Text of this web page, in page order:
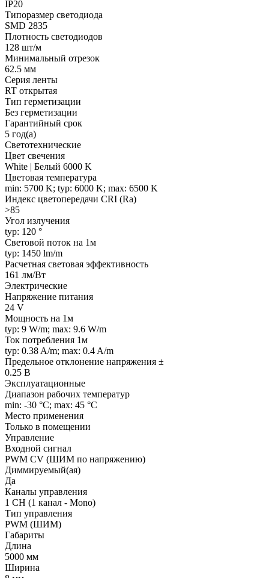
IP20
Типоразмер светодиода
SMD 2835
Плотность светодиодов
128 шт/м
Минимальный отрезок
62.5 мм
Серия ленты
RT открытая
Тип герметизации
Без герметизации
Гарантийный срок
5 год(а)
Светотехнические
Цвет свечения
White | Белый 6000 K
Цветовая температура
min: 5700 K; typ: 6000 K; max: 6500 K
Индекс цветопередачи CRI (Ra)
>85
Угол излучения
typ: 120 °
Световой поток на 1м
typ: 1450 lm/m
Расчетная световая эффективность
161 лм/Вт
Электрические
Напряжение питания
24 V
Мощность на 1м
typ: 9 W/m; max: 9.6 W/m
Ток потребления 1м
typ: 0.38 A/m; max: 0.4 A/m
Предельное отклонение напряжения ±
0.25 В
Эксплуатационные
Диапазон рабочих температур
min: -30 °C; max: 45 °C
Место применения
Только в помещении
Управление
Входной сигнал
PWM СV (ШИМ по напряжению)
Диммируемый(ая)
Да
Каналы управления
1 CH (1 канал - Mono)
Тип управления
PWM (ШИМ)
Габариты
Длина
5000 мм
Ширина